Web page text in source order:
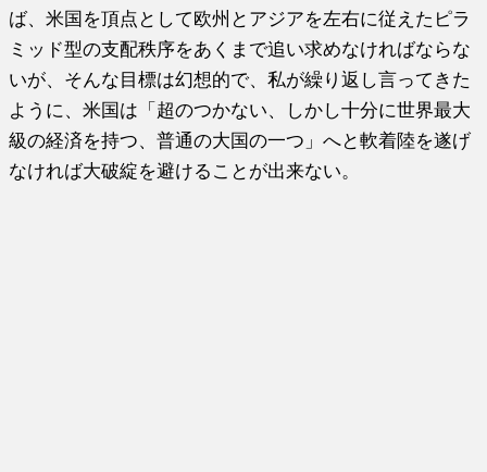
ば、米国を頂点として欧州とアジアを左右に従えたピラ
ミッド型の支配秩序をあくまで追い求めなければならな
いが、そんな目標は幻想的で、私が繰り返し言ってきた
ように、米国は「超のつかない、しかし十分に世界最大
級の経済を持つ、普通の大国の一つ」へと軟着陸を遂げ
なければ大破綻を避けることが出来ない。